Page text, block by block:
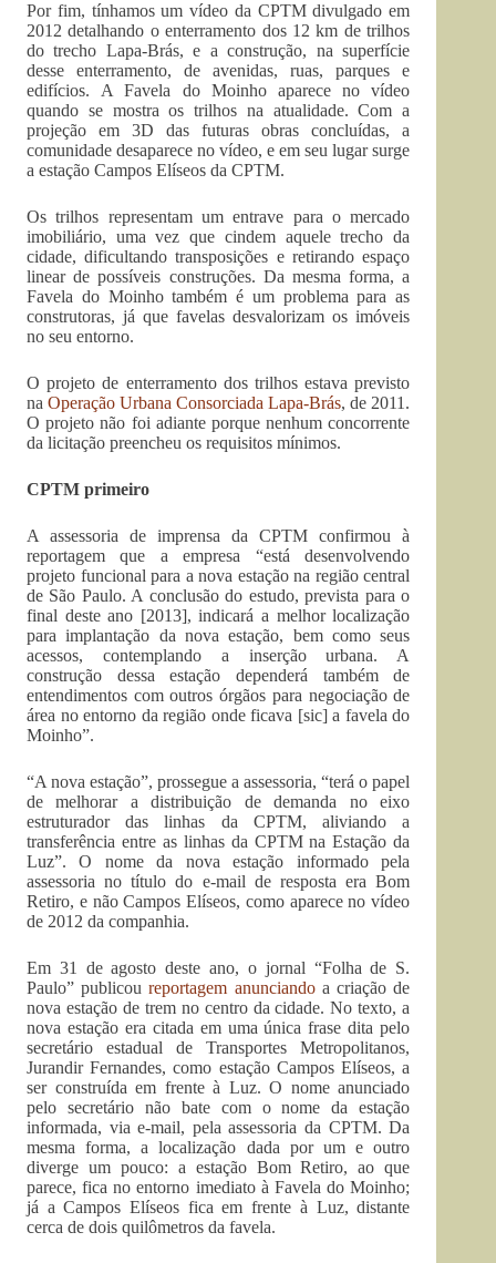
Por fim, tínhamos um vídeo da CPTM divulgado em
2012 detalhando o enterramento dos 12 km de trilhos
do trecho Lapa-Brás, e a construção, na superfície
desse enterramento, de avenidas, ruas, parques e
edifícios. A Favela do Moinho aparece no vídeo
quando se mostra os trilhos na atualidade. Com a
projeção em 3D das futuras obras concluídas, a
comunidade desaparece no vídeo, e em seu lugar surge
a estação Campos Elíseos da CPTM.
Os trilhos representam um entrave para o mercado
imobiliário, uma vez que cindem aquele trecho da
cidade, dificultando transposições e retirando espaço
linear de possíveis construções. Da mesma forma, a
Favela do Moinho também é um problema para as
construtoras, já que favelas desvalorizam os imóveis
no seu entorno.
O projeto de enterramento dos trilhos estava previsto
naOperação Urbana Consorciada Lapa-Brás, de 2011.
O projeto não foi adiante porque nenhum concorrente
da licitação preencheu os requisitos mínimos.
CPTM primeiro
A assessoria de imprensa da CPTM confirmou à
reportagem que a empresa “está desenvolvendo
projeto funcional para a nova estação na região central
de São Paulo. A conclusão do estudo, prevista para o
final deste ano [2013], indicará a melhor localização
para implantação da nova estação, bem como seus
acessos, contemplando a inserção urbana. A
construção dessa estação dependerá também de
entendimentos com outros órgãos para negociação de
área no entorno da região onde ficava [sic] a favela do
Moinho”.
“A nova estação”, prossegue a assessoria, “terá o papel
de melhorar a distribuição de demanda no eixo
estruturador das linhas da CPTM, aliviando a
transferência entre as linhas da CPTM na Estação da
Luz”. O nome da nova estação informado pela
assessoria no título do e-mail de resposta era Bom
Retiro, e não Campos Elíseos, como aparece no vídeo
de 2012 da companhia.
Em 31 de agosto deste ano, o jornal “Folha de S.
Paulo” publicoureportagem anunciandoa criação de
nova estação de trem no centro da cidade. No texto, a
nova estação era citada em uma única frase dita pelo
secretário estadual de Transportes Metropolitanos,
Jurandir Fernandes, como estação Campos Elíseos, a
ser construída em frente à Luz. O nome anunciado
pelo secretário não bate com o nome da estação
informada, via e-mail, pela assessoria da CPTM. Da
mesma forma, a localização dada por um e outro
diverge um pouco: a estação Bom Retiro, ao que
parece, fica no entorno imediato à Favela do Moinho;
já a Campos Elíseos fica em frente à Luz, distante
cerca de dois quilômetros da favela.